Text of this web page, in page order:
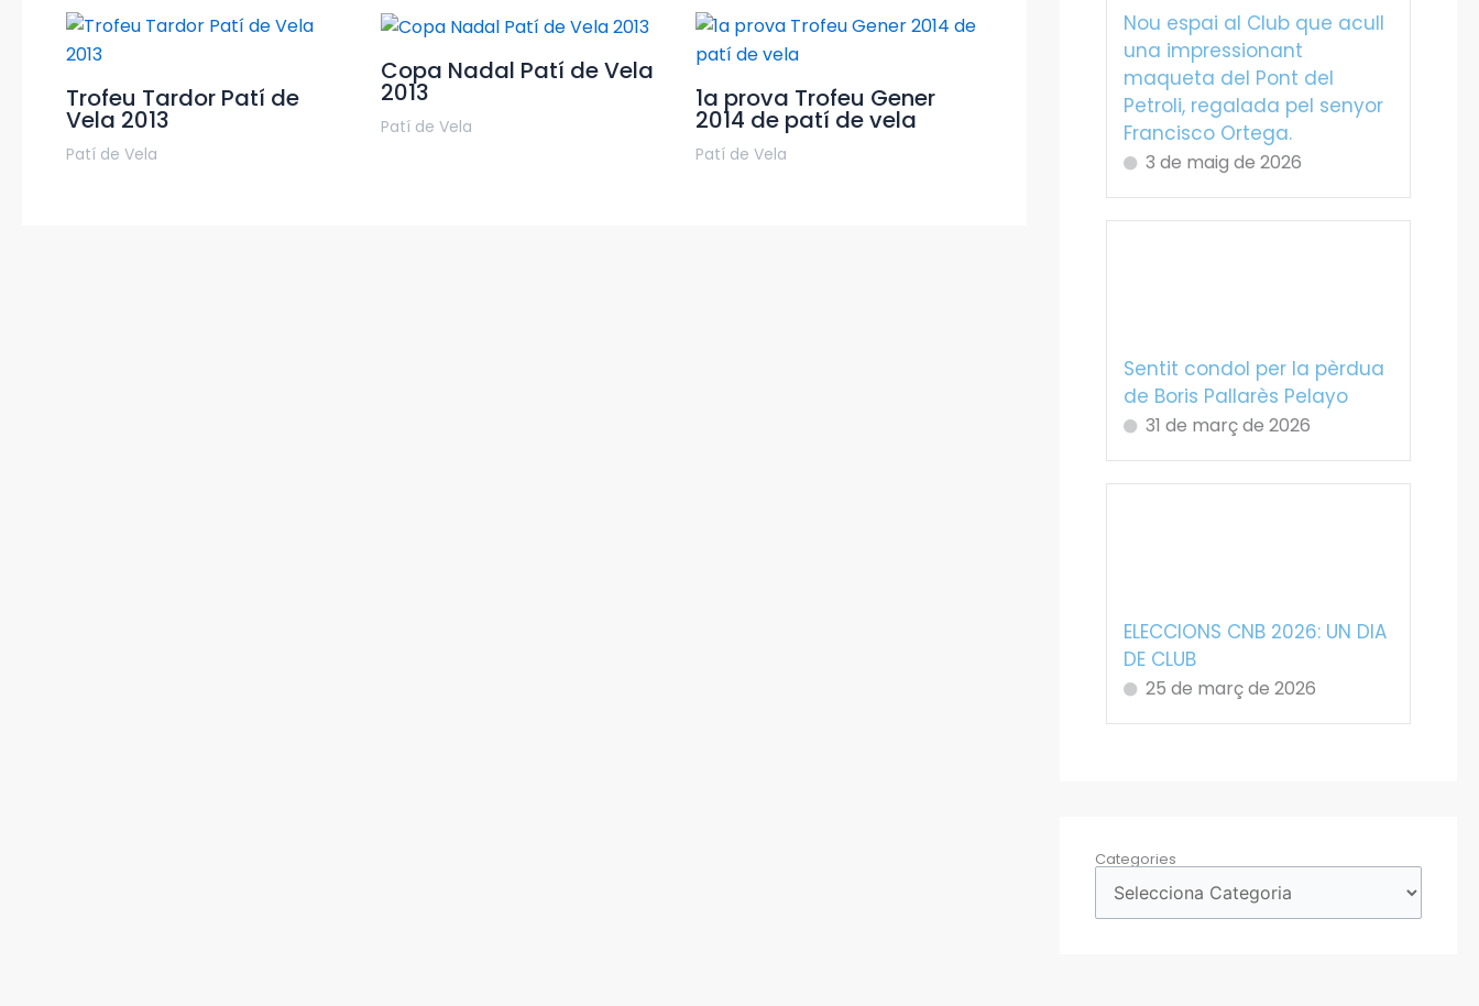
Trofeu Tardor Patí de
Vela 2013
Patí de Vela
Copa Nadal Patí de Vela
2013
Patí de Vela
1a prova Trofeu Gener
2014 de patí de vela
Patí de Vela
Nou espai al Club que acull
una impressionant
maqueta del Pont del
Petroli, regalada pel senyor
Francisco Ortega.
3 de maig de 2026
Sentit condol per la pèrdua
de Boris Pallarès Pelayo
31 de març de 2026
ELECCIONS CNB 2026: UN DIA
DE CLUB
25 de març de 2026
Categories